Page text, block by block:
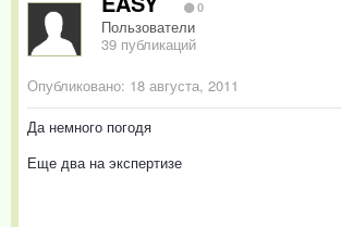
0
Пользователи
39 публикаций
Опубликовано: 18 августа, 2011
Да немного погодя
Еще два на экспертизе